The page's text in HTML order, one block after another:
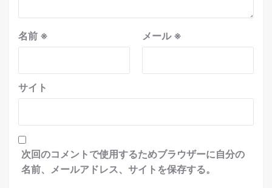
名前 ※ メール※
サイト
次回のコメントで使用するためブラウザーに自分の
名前、メールアドレス、サイトを保存する。